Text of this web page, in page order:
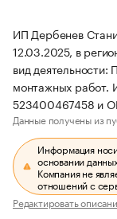
ИП Дербенев
12.03.2025, в
вид деятельности:
монтажных работ.
523400467458 и
Данные получены из
Информация
основании
Компания не
отношений с
Редактировать